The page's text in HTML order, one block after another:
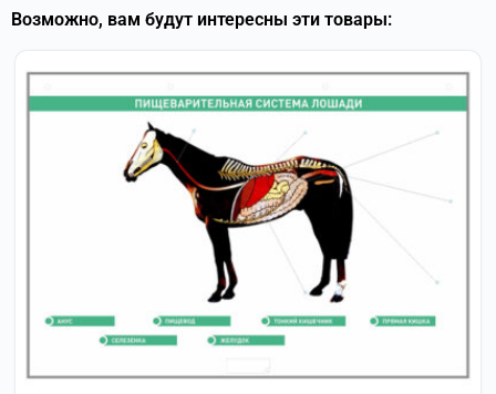
Возможно, вам будут интересны эти товары: